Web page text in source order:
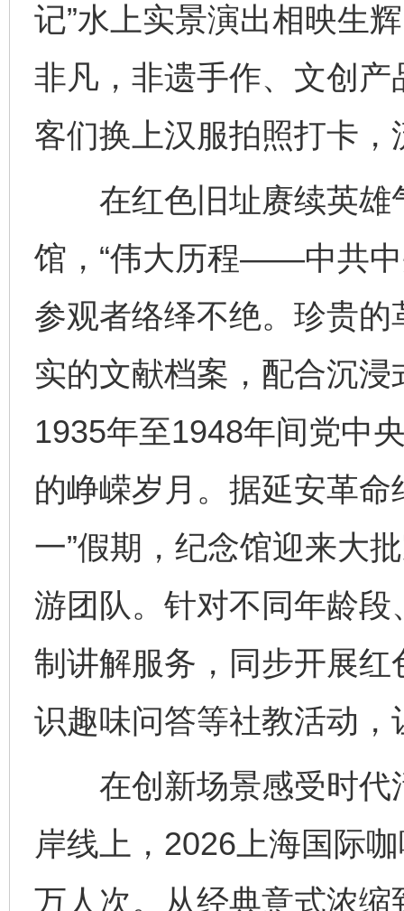
记”水上实景演出相映生
非凡，非遗手作、文创
客们换上汉服拍照打卡，
在红色旧址赓续英雄
馆，“伟大历程——中共中
参观者络绎不绝。珍贵
实的文献档案，配合沉
1935年至1948年间党中
的峥嵘岁月。据延安革
一”假期，纪念馆迎来大
游团队。针对不同年龄
制讲解服务，同步开展
识趣味问答等社教活动
在创新场景感受时代
岸线上，2026上海国际
万人次。从经典意式浓